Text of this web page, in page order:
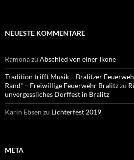
NEUESTE KOMMENTARE
Ramonazu Abschied von einer Ikone
Tradition trifft Musik – Bralitzer
Rand“ – Freiwillige Feuerwehr Bralitzzu
unvergessliches Dorffest in Bralitz
Karin Ebsen zu Lichterfest 2019
META